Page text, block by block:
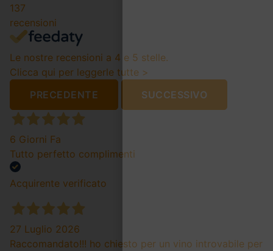
137
recensioni
Le nostre recensioni a 4 e 5 stelle.
Clicca qui per leggerle tutte >
PRECEDENTE
SUCCESSIVO
6 Giorni Fa
Tutto perfetto complimenti
Acquirente verificato
27 Luglio 2026
Raccomandato!!! ho chiesto per un vino introvabile per